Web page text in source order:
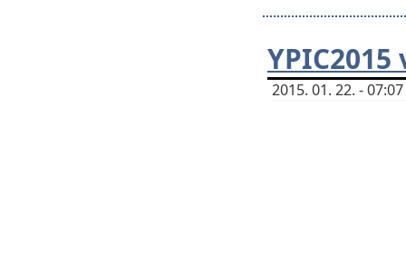
YPIC2015
2015. 01. 22. -